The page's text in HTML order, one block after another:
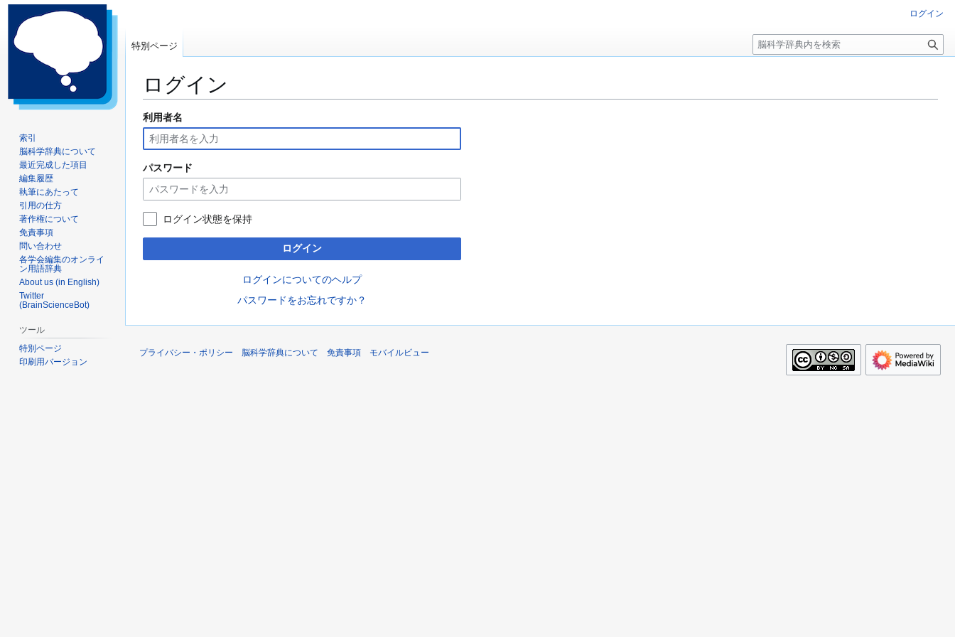
ログイン
ナ
ビ
ゲ
ー
シ
ョ
ン
に
動
検
索
に
移
動
利用者名
パスワード
ログイン状態を保持
ログイン
ログインについてのヘルプ
パスワードをお忘れですか？
ログイン
特別ページ
検
索
索引
脳科学辞典について
最近完成した項目
編集履歴
執筆にあたって
引用の仕方
著作権について
免責事項
問い合わせ
各学会編集のオンライ
ン用語辞典
About us (in English)
Twitter
(BrainScienceBot)
ツール
特別ページ
印刷用バージョン
プライバシー・ポリシー 脳科学辞典について 免責事項 モバイルビュー